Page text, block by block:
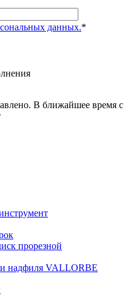
данных.*
В ближайшее время с
прорезной
надфиля VALLORBE